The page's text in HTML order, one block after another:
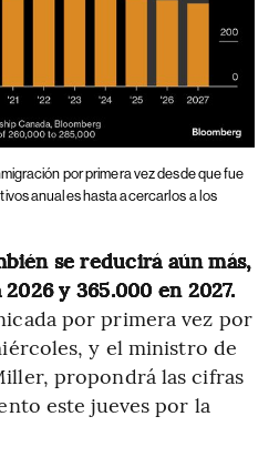
por primera vez desde que fue
anuales hasta acercarlos a los
se reducirá aún más,
y 365.000 en 2027.
por primera vez por
y el ministro de
propondrá las cifras
este jueves por la